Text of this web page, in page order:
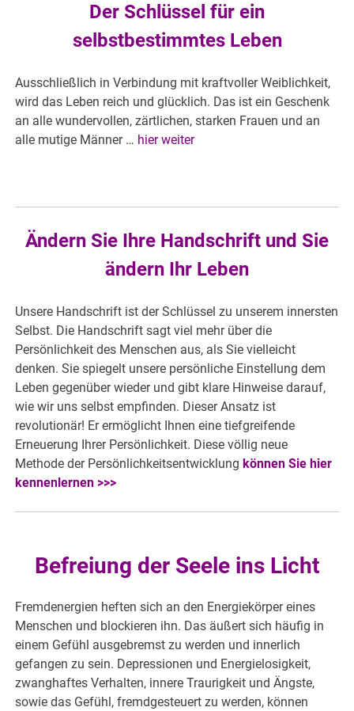
Der Schlüssel für ein
selbstbestimmtes Leben
Ausschließlich in Verbindung mit kraftvoller Weiblichkeit,
wird das Leben reich und glücklich. Das ist ein Geschenk
an alle wundervollen, zärtlichen, starken Frauen und an
alle mutige Männer … hier weiter
Ändern Sie Ihre Handschrift und Sie
ändern Ihr Leben
Unsere Handschrift ist der Schlüssel zu unserem innersten
Selbst. Die Handschrift sagt viel mehr über die
Persönlichkeit des Menschen aus, als Sie vielleicht
denken. Sie spiegelt unsere persönliche Einstellung dem
Leben gegenüber wieder und gibt klare Hinweise darauf,
wie wir uns selbst empfinden. Dieser Ansatz ist
revolutionär! Er ermöglicht Ihnen eine tiefgreifende
Erneuerung Ihrer Persönlichkeit. Diese völlig neue
Methode der Persönlichkeitsentwicklung können Sie hier
kennenlernen >>>
Befreiung der Seele ins Licht
Fremdenergien heften sich an den Energiekörper eines
Menschen und blockieren ihn. Das äußert sich häufig in
einem Gefühl ausgebremst zu werden und innerlich
gefangen zu sein. Depressionen und Energielosigkeit,
zwanghaftes Verhalten, innere Traurigkeit und Ängste,
sowie das Gefühl, fremdgesteuert zu werden, können